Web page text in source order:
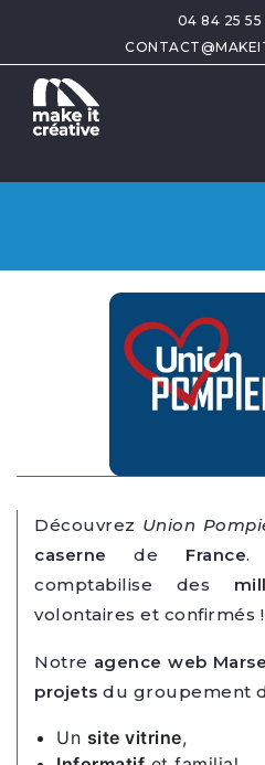
04 84 25 55
Découvrez Union
caserne de France.
comptabilise des
volontaires et confirmés !
Notre agence web
projets du groupement
Un site vitrine,